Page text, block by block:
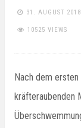
31. AUGUST 2018
10525 VIEWS
Nach dem
kräfteraubenden